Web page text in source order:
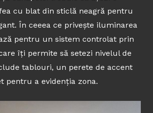
cu blat din sticlă neagră pentru
În ceeea ce privește iluminarea
pentru un sistem controlat prin
îți permite să setezi nivelul de
tablouri, un perete de accent
pentru a evidenția zona.